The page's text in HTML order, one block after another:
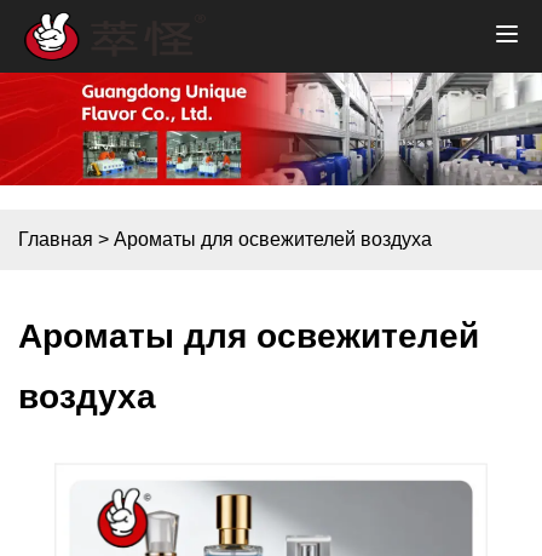
Главная > Ароматы для освежителей воздуха
Ароматы для освежителей
воздуха